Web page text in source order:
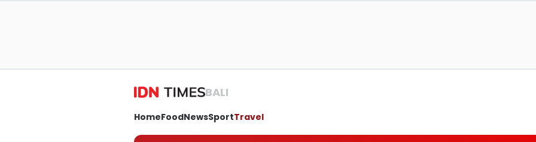
BALI
HomeFoodNewsSportTravel